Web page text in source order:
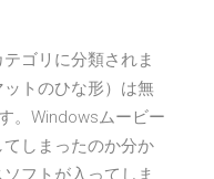
ゴリに分類されま
トのひな形）は無
。Windowsムービー
しまったのか分か
フトが入ってしま